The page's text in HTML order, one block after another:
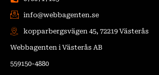
info@webbagenten.se
kopparbergsvägen 45, 72219 Västerås
Webbagenten i Västerås AB
559150-4880